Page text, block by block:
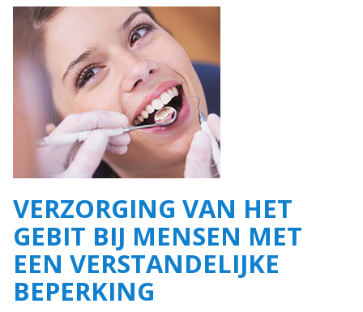
VERZORGING VAN HET
GEBIT BIJ MENSEN MET
EEN VERSTANDELIJKE
BEPERKING